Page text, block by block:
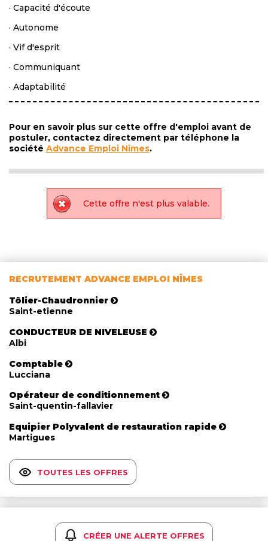
· Capacité d'écoute
· Autonome
· Vif d'esprit
· Communiquant
· Adaptabilité
Pour en savoir plus sur cette offre d'emploi avant de
postuler, contactez directement par téléphone la
société Advance Emploi Nîmes.
Cette offre n'est plus valable.
RECRUTEMENT ADVANCE EMPLOI NÎMES
Tôlier-Chaudronnier
Saint-etienne
CONDUCTEUR DE NIVELEUSE
Albi
Comptable
Lucciana
Opérateur de conditionnement
Saint-quentin-fallavier
Equipier Polyvalent de restauration rapide
Martigues
TOUTES LES OFFRES
CRÉER UNE ALERTE OFFRES